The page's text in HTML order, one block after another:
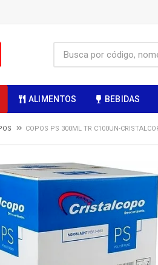
ALIMENTOS BEBIDAS
COPOS PS 300ML TR C100UN-